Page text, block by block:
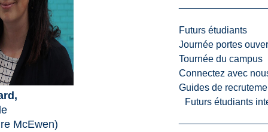
Futurs étudiants
Journée portes
Tournée du campus
Connectez avec
Guides de
Futurs étudiants
McEwen)